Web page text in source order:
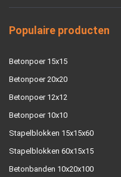
Populaire producten
Betonpoer 15x15
Betonpoer 20x20
Betonpoer 12x12
Betonpoer 10x10
Stapelblokken 15x15x60
Stapelblokken 60x15x15
Betonbanden 10x20x100